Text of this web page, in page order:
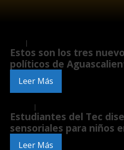
|
Estos son los tres
políticos de
Leer Más
|
Estudiantes del Tec
sensoriales para niños
Leer Más